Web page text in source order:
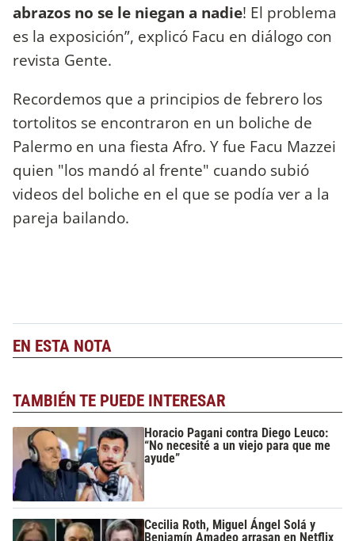
abrazos no se le niegan a nadie! El problema
es la exposición”, explicó Facu en diálogo con
revista Gente.
Recordemos que a principios de febrero los
tortolitos se encontraron en un boliche de
Palermo en una fiesta Afro. Y fue Facu Mazzei
quien "los mandó al frente" cuando subió
videos del boliche en el que se podía ver a la
pareja bailando.
EN ESTA NOTA
TAMBIÉN TE PUEDE INTERESAR
Horacio Pagani contra Diego Leuco:
“No necesité a un viejo para que me
ayude”
Cecilia Roth, Miguel Ángel Solá y
Benjamín Amadeo arrasan en Netflix